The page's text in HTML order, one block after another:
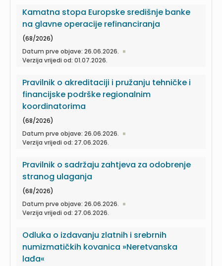
Kamatna stopa Europske središnje banke
na glavne operacije refinanciranja
(68/2026)
Datum prve objave: 26.06.2026.
Verzija vrijedi od: 01.07.2026.
Pravilnik o akreditaciji i pružanju tehničke i
financijske podrške regionalnim
koordinatorima
(68/2026)
Datum prve objave: 26.06.2026.
Verzija vrijedi od: 27.06.2026.
Pravilnik o sadržaju zahtjeva za odobrenje
stranog ulaganja
(68/2026)
Datum prve objave: 26.06.2026.
Verzija vrijedi od: 27.06.2026.
Odluka o izdavanju zlatnih i srebrnih
numizmatičkih kovanica »Neretvanska
lađa«